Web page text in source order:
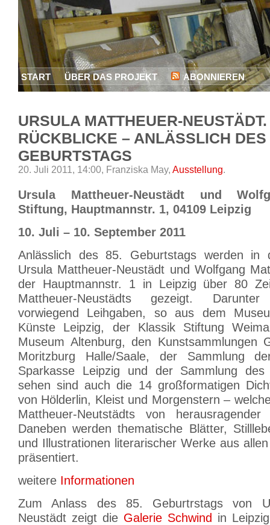
START ÜBER DAS PROJEKT ABONNIEREN
URSULA MATTHEUER-NEUSTÄDT.
RÜCKBLICKE – ANLÄSSLICH DES
GEBURTSTAGS
20. Juli 2011, 14:00, Franziska May, Ausstellung.
Ursula Mattheuer-Neustädt und
Stiftung, Hauptmannstr. 1, 04109 Leipzig
10. Juli – 10. September 2011
Anlässlich des 85. Geburtstags werden in
Ursula Mattheuer-Neustädt und Wolfgang
der Hauptmannstr. 1 in Leipzig über 80
Mattheuer-Neustädts gezeigt.
vorwiegend Leihgaben, so aus dem
Künste Leipzig, der Klassik Stiftung
Museum Altenburg, den Kunstsammlungen
Moritzburg Halle/Saale, der Sammlung
Sparkasse Leipzig und der Sammlung des
sehen sind auch die 14 großformatigen
von Hölderlin, Kleist und Morgenstern –
Mattheuer-Neutstädts von
Daneben werden thematische Blätter,
und Illustrationen literarischer Werke aus
präsentiert.
weitere Informationen
Zum Anlass des 85. Geburtrstags von
Neustädt zeigt die Galerie Schwind in